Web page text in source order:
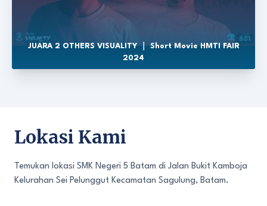
JUARA 2 OTHERS VISUALITY ｜ Short Movie HMTI FAIR
2024
Lokasi Kami
Temukan lokasi SMK Negeri 5 Batam di Jalan Bukit Kamboja
Kelurahan Sei Pelunggut Kecamatan Sagulung, Batam.